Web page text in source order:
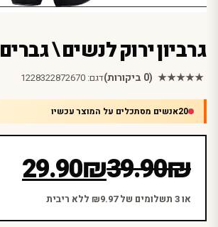
גרביון ירוק לנשים \ גברים
★★★★★ (0 ביקורות) דגם: 1228322872670
20אנשים מסתכלים על המוצר עכשיו
₪
39.90המחיר
המקורי
היה:
₪
29.90
המחיר
הנוכחי
הוא:או 3 תשלומים של ₪9.97 ללא ריבית